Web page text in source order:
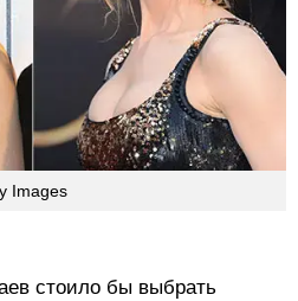
Images
стоило бы выбрать